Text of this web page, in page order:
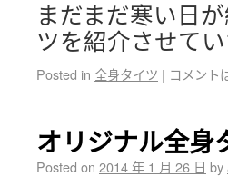
まだまだ寒い日
ツを紹介させて
Posted in 全身タイツ | コメント
オリジナル全身
Posted on 2014 年 1 月 26 日 by